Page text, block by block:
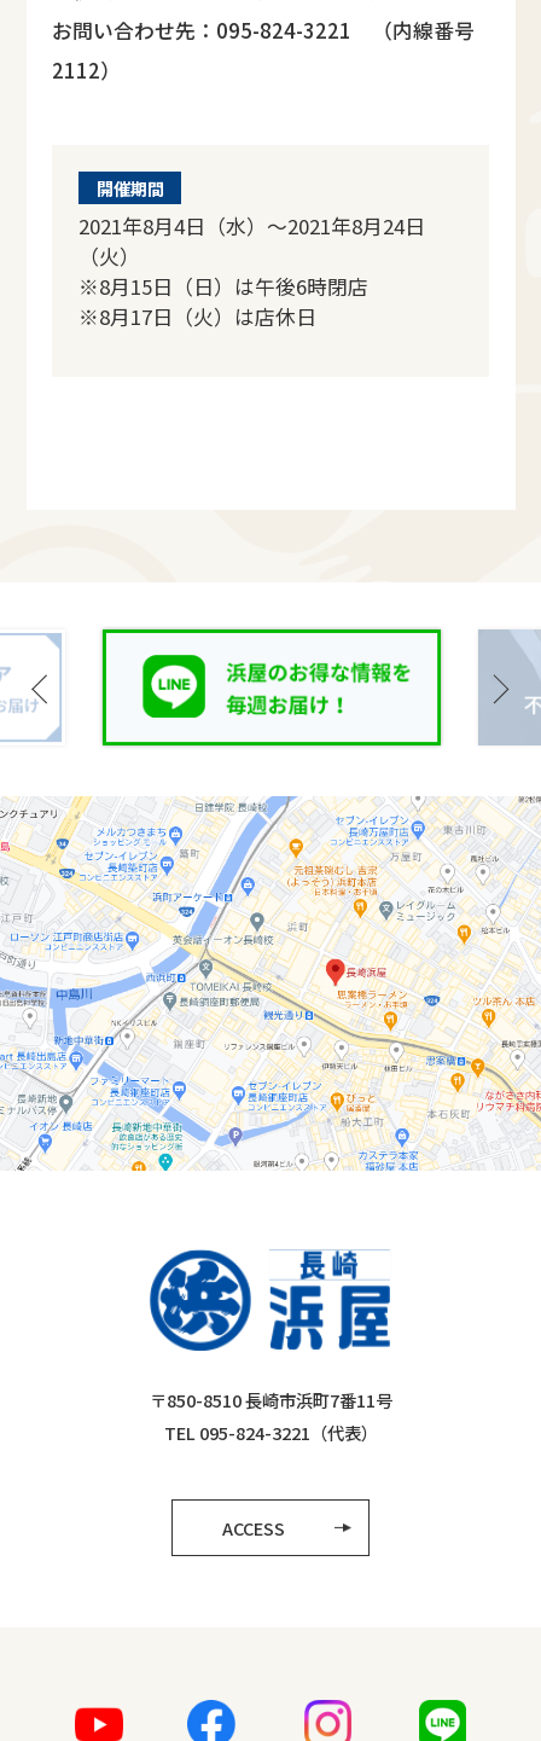
お問い合わせ先：095-824-3221 （内線番号
2112）
開催期間
2021年8月4日（水）～2021年8月24日
（火）
※8月15日（日）は午後6時閉店
※8月17日（火）は店休日
〒850-8510 長崎市浜町7番11号
TEL 095-824-3221（代表）
ACCESS